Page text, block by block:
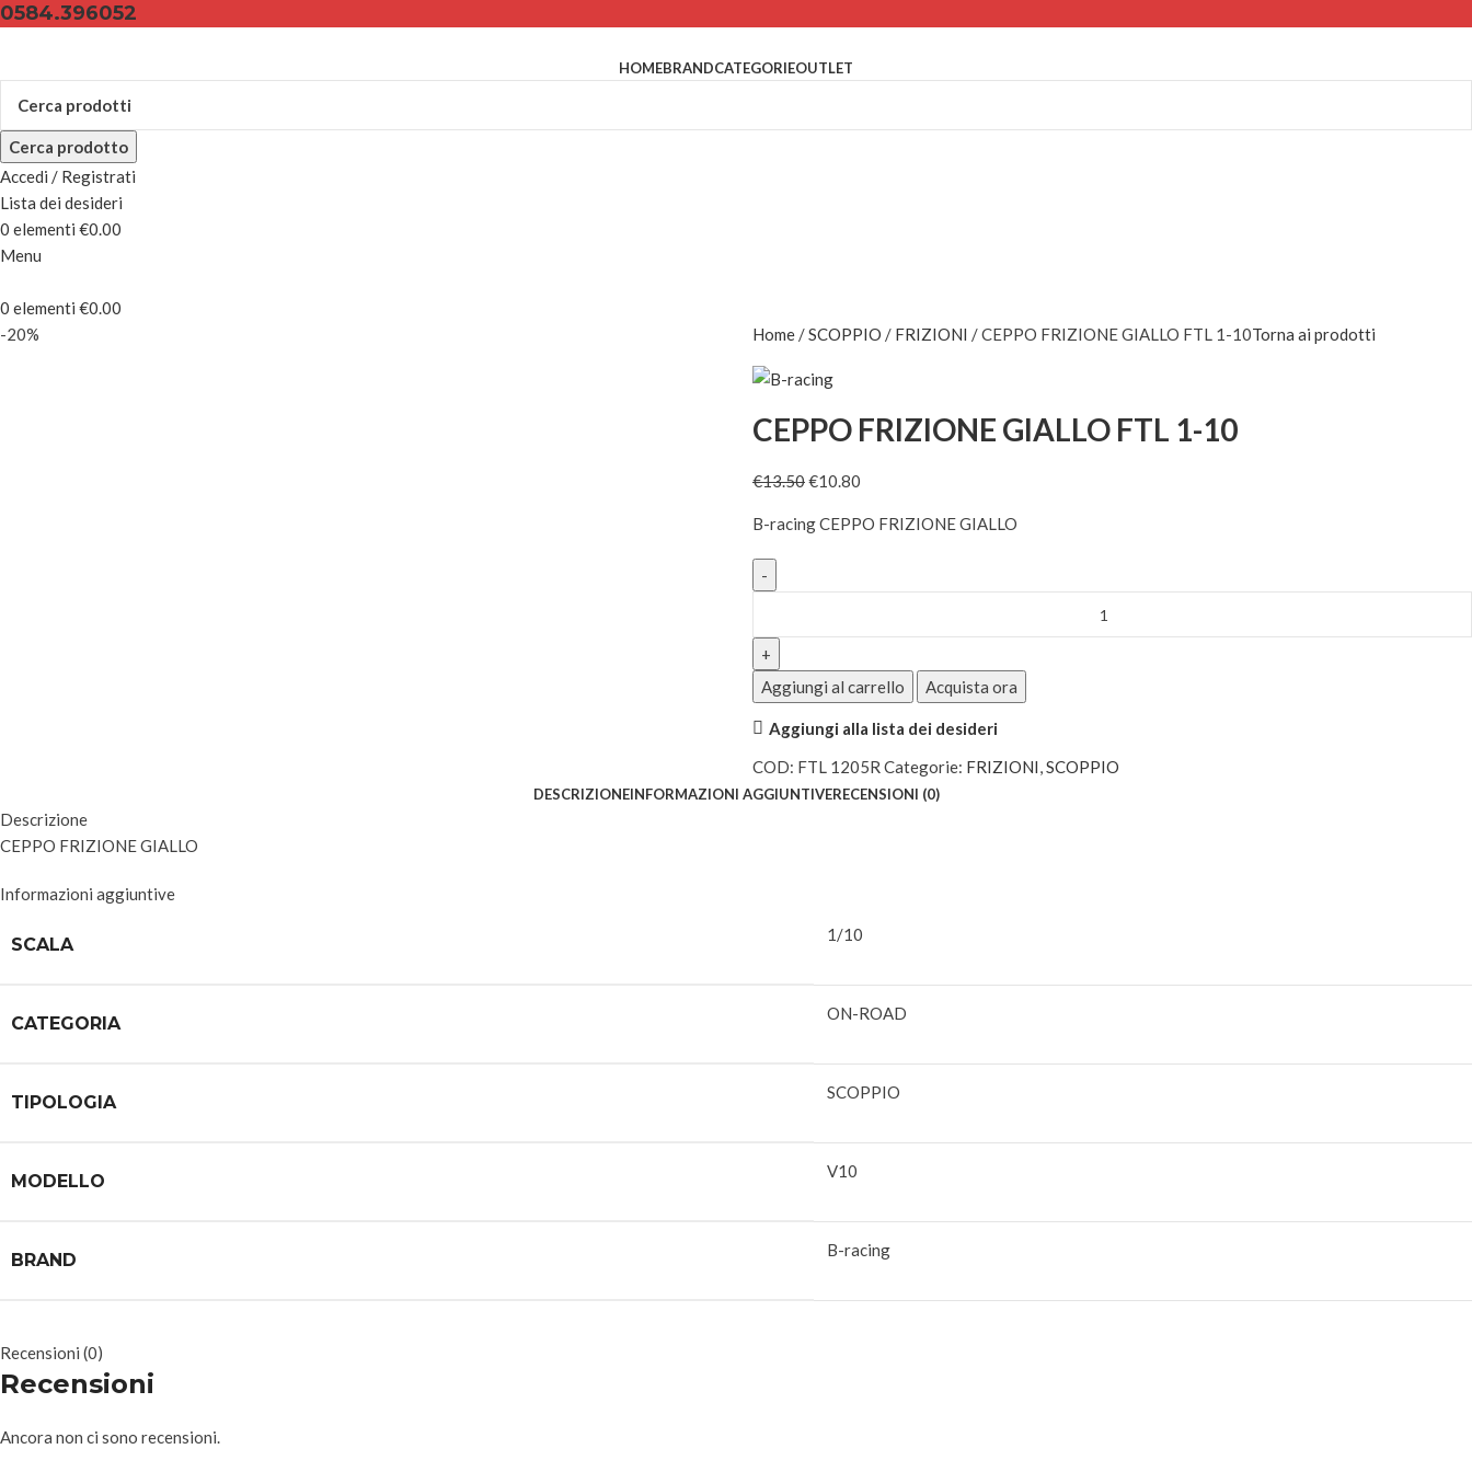
0584.396052
HOMEBRANDCATEGORIEOUTLET
Cerca prodotto
Accedi / Registrati
Lista dei desideri
0 elementi €0.00
Menu
0 elementi €0.00
-20%
Home SCOPPIO FRIZIONI CEPPO FRIZIONE GIALLO FTL 1-10Torna ai prodotti
CEPPO FRIZIONE GIALLO FTL 1-10
€13.50€10.80
B-racing CEPPO FRIZIONE GIALLO
Aggiungi al carrello Acquista ora
Aggiungi alla lista dei desideri
COD: FTL 1205R Categorie: FRIZIONI,SCOPPIO
DESCRIZIONEINFORMAZIONI AGGIUNTIVERECENSIONI (0)
Descrizione
CEPPO FRIZIONE GIALLO
Informazioni aggiuntive
SCALA 1/10
CATEGORIA ON-ROAD
TIPOLOGIA SCOPPIO
MODELLO V10
BRAND B-racing
Recensioni (0)
Recensioni
Ancora non ci sono recensioni.